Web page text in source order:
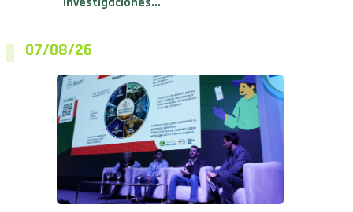
07/08/26